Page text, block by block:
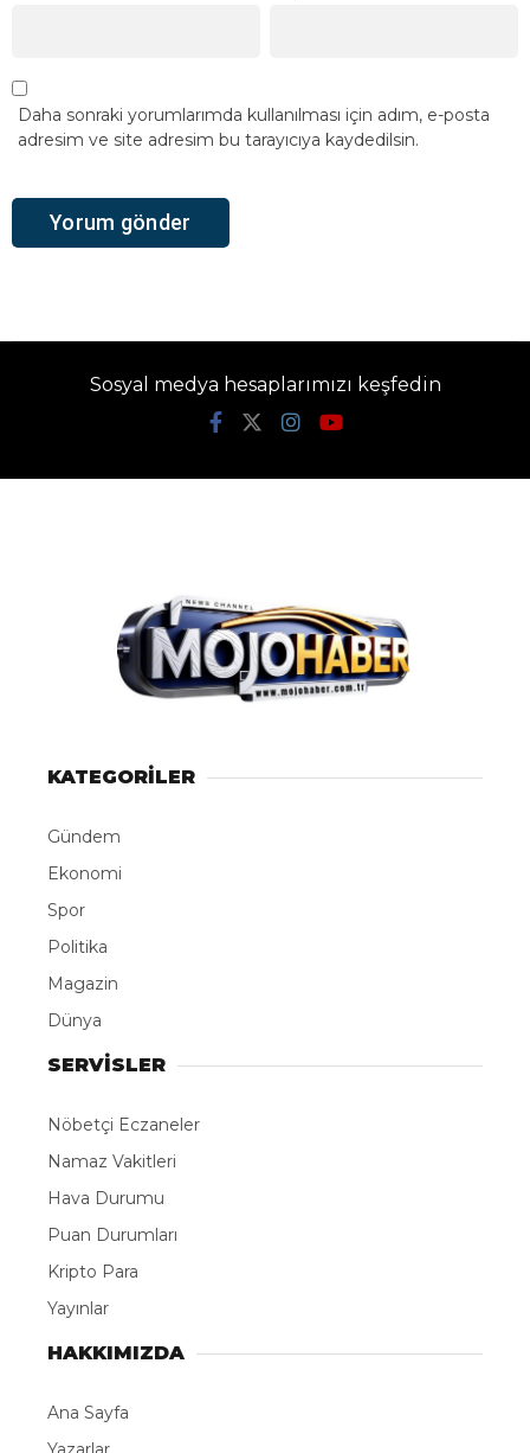
Daha sonraki yorumlarımda kullanılması için adım, e-posta
adresim ve site adresim bu tarayıcıya kaydedilsin.
Sosyal medya hesaplarımızı keşfedin
KATEGORİLER
Gündem
Ekonomi
Spor
Politika
Magazin
Dünya
SERVİSLER
Nöbetçi Eczaneler
Namaz Vakitleri
Hava Durumu
Puan Durumları
Kripto Para
Yayınlar
HAKKIMIZDA
Ana Sayfa